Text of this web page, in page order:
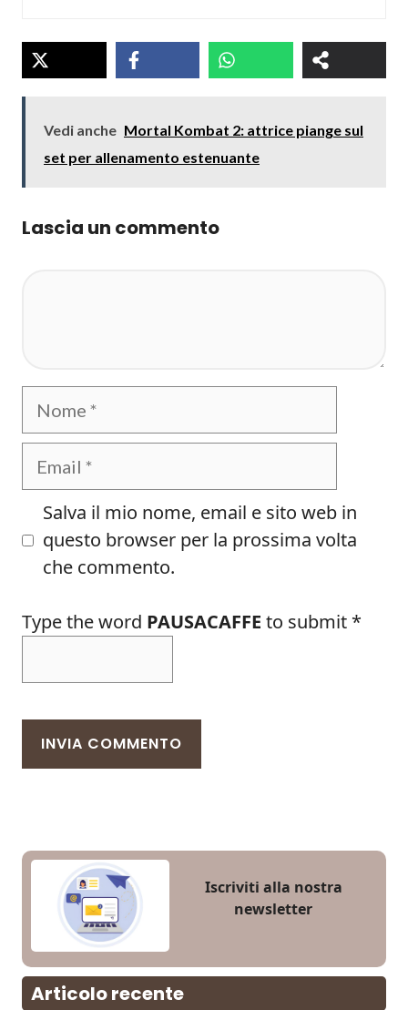
Vedi anche Mortal Kombat 2: attrice piange sul
set per allenamento estenuante
Lascia un commento
Nome
Email
Salva il mio nome, email e sito web in
questo browser per la prossima volta
che commento.
Type the word PAUSACAFFE to submit *
Iscriviti alla nostra
newsletter
Articolo recente